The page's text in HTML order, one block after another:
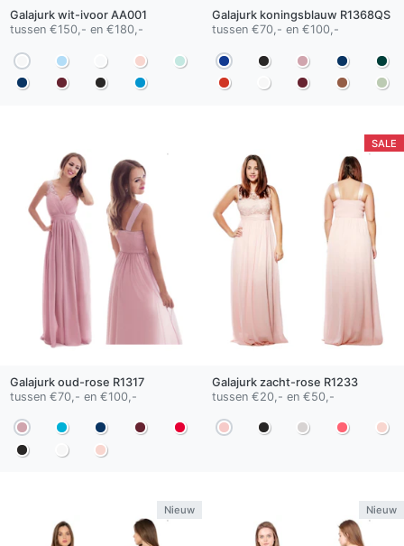
Galajurk wit-ivoorAA001
tussen €150,- en €180,-
Galajurk koningsblauw R1368QS
tussen €70,- en €100,-
Galajurk oud-rose R1317
tussen €70,- en €100,-
SALE
Galajurk zacht-rose R1233
tussen €20,- en €50,-
Nieuw Nieuw